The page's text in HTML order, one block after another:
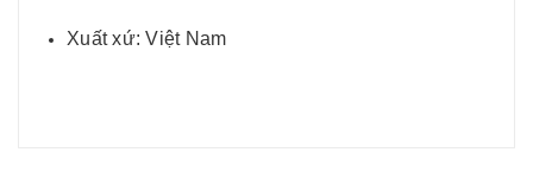
Xuất xứ: Việt Nam